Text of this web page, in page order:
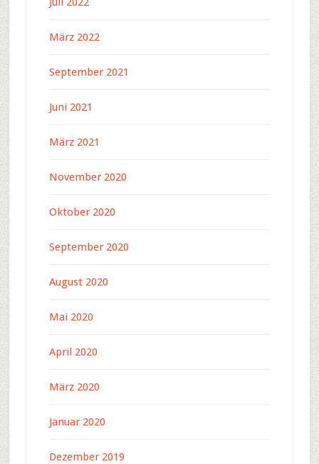
März 2022
September 2021
Juni 2021
März 2021
November 2020
Oktober 2020
September 2020
August 2020
Mai 2020
April 2020
März 2020
Januar 2020
Dezember 2019